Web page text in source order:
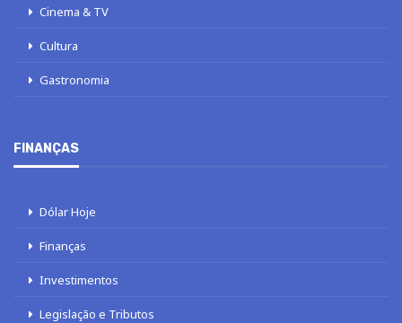
Cinema & TV
Cultura
Gastronomia
FINANÇAS
Dólar Hoje
Finanças
Investimentos
Legislação e Tributos